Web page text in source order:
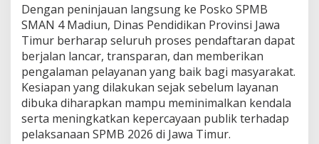
Dengan peninjauan langsung ke Posko SPMB
SMAN 4 Madiun, Dinas Pendidikan Provinsi Jawa
Timur berharap seluruh proses pendaftaran dapat
berjalan lancar, transparan, dan memberikan
pengalaman pelayanan yang baik bagi masyarakat.
Kesiapan yang dilakukan sejak sebelum layanan
dibuka diharapkan mampu meminimalkan kendala
serta meningkatkan kepercayaan publik terhadap
pelaksanaan SPMB 2026 di Jawa Timur.